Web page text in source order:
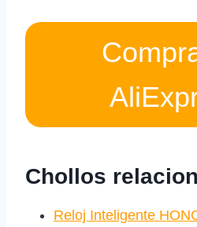
Chollos
Reloj Inteligente